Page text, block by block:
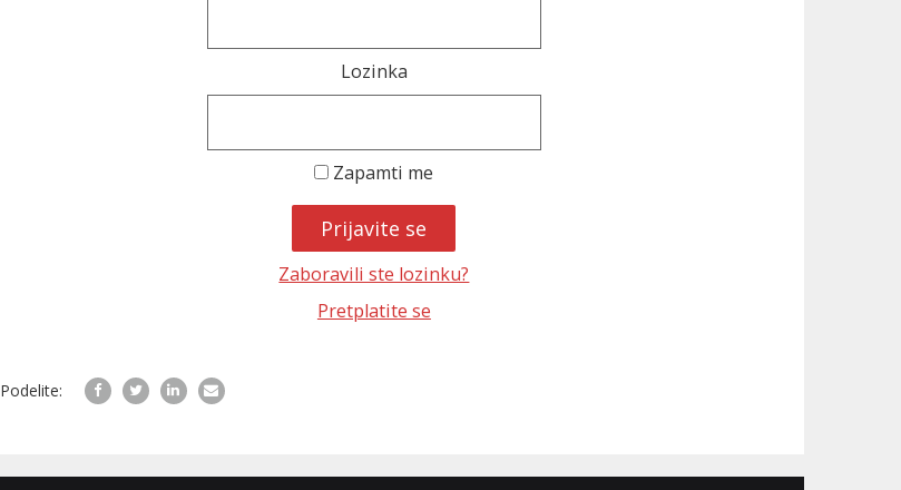
Lozinka
Zapamti me
Zaboravili ste lozinku?
Pretplatite se
Podelite: